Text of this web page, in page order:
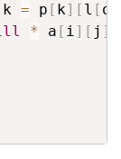
k
= p [ k] [ l [ o
* a [ i ] [ j ]